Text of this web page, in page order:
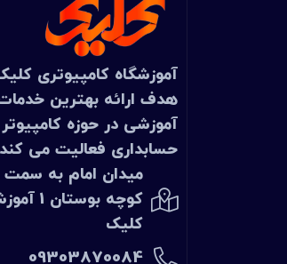
آموزشگاه کامپیوتری
هدف ارائه بهترین
آموزشی در حوزه
حسابداری فعالیت می
میدان امام به
کوچه بوستان
کلیک
09303870084